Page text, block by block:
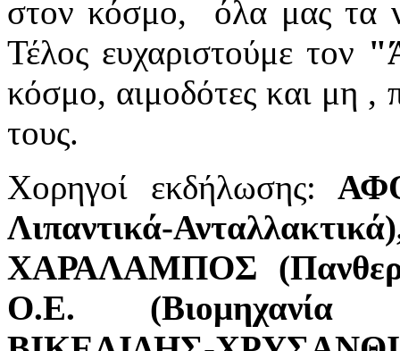
στον κόσμο, όλα μας τα
Τέλος ευχαριστούμε τον
κόσμο, αιμοδότες και μη ,
τους.
Χορηγοί εκδήλωσης:
Λιπαντικά-
ΧΑΡΑΛΑΜΠΟΣ
Ο.Ε. (Βιομηχανία